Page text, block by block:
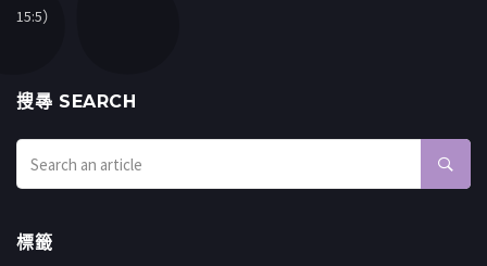
15:5）
搜㝷 SEARCH
標籤